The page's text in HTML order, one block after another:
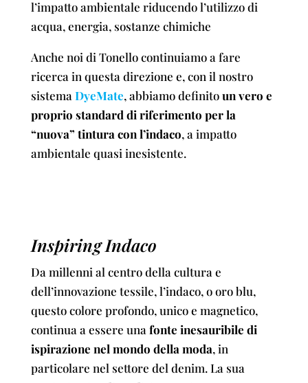
l’impatto ambientale riducendo l’utilizzo di
acqua, energia, sostanze chimiche
Anche noi di Tonello continuiamo a fare
ricerca in questa direzione e, con il nostro
sistema DyeMate, abbiamo definitoun vero e
proprio standard di riferimento per la
“nuova” tintura con l’indaco, a impatto
ambientale quasi inesistente.
Inspiring Indaco
Da millenni al centro della cultura e
dell’innovazione tessile, l’indaco, o oro blu,
questo colore profondo, unico e magnetico,
continua a essere una fonte inesauribile di
ispirazione nel mondo della moda, in
particolare nel settore del denim. La sua